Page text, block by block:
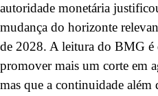
autoridade monetária
mudança do horizonte
de 2028. A leitura do BMG é
promover mais um corte em
mas que a continuidade além